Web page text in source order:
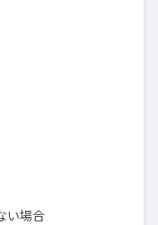
い場合